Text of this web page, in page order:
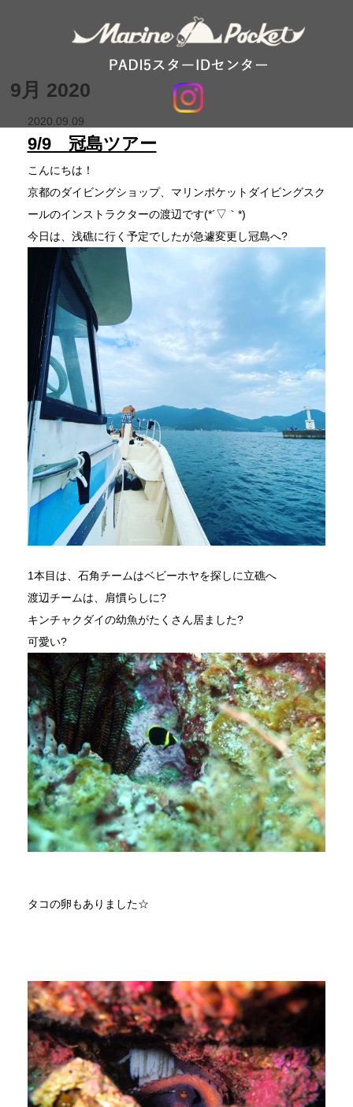
9月 2020
2020.09.09
9/9 冠島ツアー
こんにちは！
京都のダイビングショップ、マリンポケットダイビングスク
ールのインストラクターの渡辺です(*´▽｀*)
今日は、浅礁に行く予定でしたが急遽変更し冠島へ?
1本目は、石角チームはベビーホヤを探しに立礁へ
渡辺チームは、肩慣らしに?
キンチャクダイの幼魚がたくさん居ました?
可愛い?
タコの卵もありました☆